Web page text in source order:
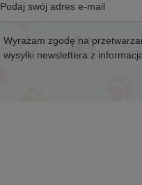
Podaj swój adres e-mail
Wyrażam zgodę na
wysyłki newslettera z